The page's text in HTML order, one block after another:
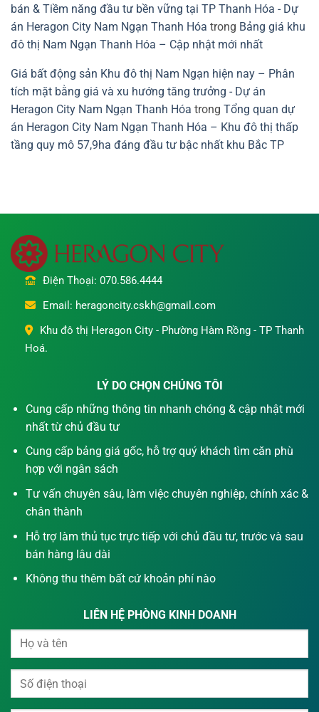
bán & Tiềm năng đầu tư bền vững tại TP Thanh Hóa - Dự
án Heragon City Nam Ngạn Thanh Hóa trong Bảng giá khu
đô thị Nam Ngạn Thanh Hóa – Cập nhật mới nhất
Giá bất động sản Khu đô thị Nam Ngạn hiện nay – Phân
tích mặt bằng giá và xu hướng tăng trưởng - Dự án
Heragon City Nam Ngạn Thanh Hóa trong Tổng quan dự
án Heragon City Nam Ngạn Thanh Hóa – Khu đô thị thấp
tầng quy mô 57,9ha đáng đầu tư bậc nhất khu Bắc TP
Điện Thoại: 070.586.4444
Email: heragoncity.cskh@gmail.com
Khu đô thị Heragon City - Phường Hàm Rồng - TP Thanh
Hoá.
LÝ DO CHỌN CHÚNG TÔI
Cung cấp những thông tin nhanh chóng & cập nhật mới
nhất từ chủ đầu tư
Cung cấp bảng giá gốc, hỗ trợ quý khách tìm căn phù
hợp với ngân sách
Tư vấn chuyên sâu, làm việc chuyên nghiệp, chính xác &
chân thành
Hỗ trợ làm thủ tục trực tiếp với chủ đầu tư, trước và sau
bán hàng lâu dài
Không thu thêm bất cứ khoản phí nào
LIÊN HỆ PHÒNG KINH DOANH